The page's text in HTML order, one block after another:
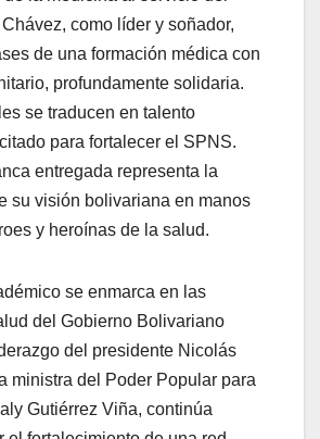
como líder y soñador,
de una formación médica con
profundamente solidaria.
se traducen en talento
para fortalecer el SPNS.
entregada representa la
su visión bolivariana en manos
y heroínas de la salud.
se enmarca en las
del Gobierno Bolivariano
del presidente Nicolás
ministra del Poder Popular para
Gutiérrez Viña, continúa